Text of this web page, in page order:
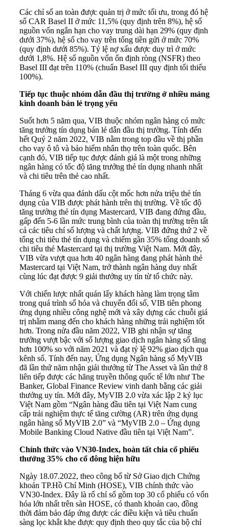
Các chỉ số an toàn được quản trị ở mức tối ưu, trong đó hệ
số CAR Basel II ở mức 11,5% (quy định trên 8%), hệ số
nguồn vốn ngắn hạn cho vay trung dài hạn 29% (quy định
dưới 37%), hệ số cho vay trên tổng tiền gửi ở mức 70%
(quy định dưới 85%). Tỷ lệ nợ xấu được duy trì ở mức
dưới 1,8%. Hệ số nguồn vốn ổn định ròng (NSFR) theo
Basel III đạt trên 110% (chuẩn Basel III quy định tối thiểu
100%).
Tiếp tục thuộc nhóm dẫn đầu thị trường ở nhiều mảng
kinh doanh bán lẻ trọng yếu
Suốt hơn 5 năm qua, VIB thuộc nhóm ngân hàng có mức
tăng trưởng tín dụng bán lẻ dẫn đầu thị trường. Tính đến
hết Quý 2 năm 2022, VIB nằm trong top đầu về thị phần
cho vay ô tô và bảo hiểm nhân thọ trên toàn quốc. Bên
cạnh đó, VIB tiếp tục được đánh giá là một trong những
ngân hàng có tốc độ tăng trưởng thẻ tín dụng nhanh nhất
và chi tiêu trên thẻ cao nhất.
Tháng 6 vừa qua đánh dấu cột mốc hơn nửa triệu thẻ tín
dụng của VIB được phát hành trên thị trường. Về tốc độ
tăng trưởng thẻ tín dụng Mastercard, VIB đang đứng đầu,
gấp đến 5-6 lần mức trung bình của toàn thị trường trên tất
cả các tiêu chí số lượng và chất lượng. VIB đứng thứ 2 về
tổng chi tiêu thẻ tín dụng và chiếm gần 35% tổng doanh số
chi tiêu thẻ Mastercard tại thị trường Việt Nam. Mới đây,
VIB vừa vượt qua hơn 40 ngân hàng đang phát hành thẻ
Mastercard tại Việt Nam, trở thành ngân hàng duy nhất
cùng lúc đạt được 9 giải thưởng uy tín từ tổ chức này.
Với chiến lược nhất quán lấy khách hàng làm trọng tâm
trong quá trình số hóa và chuyển đổi số, VIB tiên phong
ứng dụng nhiều công nghệ mới và xây dựng các chuỗi giá
trị nhằm mang đến cho khách hàng những trải nghiệm tốt
hơn. Trong nửa đầu năm 2022, VIB ghi nhận sự tăng
trưởng vượt bậc với số lượng giao dịch ngân hàng số tăng
hơn 100% so với năm 2021 và đạt tỷ lệ 92% giao dịch qua
kênh số. Tính đến nay, Ứng dụng Ngân hàng số MyVIB
đã lần thứ năm nhận giải thưởng từ The Asset và lần thứ 8
liên tiếp được các hãng truyền thông quốc tế lớn như The
Banker, Global Finance Review vinh danh bằng các giải
thưởng uy tín. Mới đây, MyVIB 2.0 vừa xác lập 2 kỷ lục
Việt Nam gồm “Ngân hàng đầu tiên tại Việt Nam cung
cấp trải nghiệm thực tế tăng cường (AR) trên ứng dụng
ngân hàng số MyVIB 2.0” và “MyVIB 2.0 – Ứng dụng
Mobile Banking Cloud Native đầu tiên tại Việt Nam”.
Chính thức vào VN30-Index, hoàn tất chia cổ phiếu
thưởng 35% cho cổ đông hiện hữu
Ngày 18.07.2022, theo công bố từ Sở Giao dịch Chứng
khoán TP.Hồ Chí Minh (HOSE), VIB chính thức vào
VN30-Index. Đây là rổ chỉ số gồm top 30 cổ phiếu có vốn
hóa lớn nhất trên sàn HOSE, có thanh khoản cao, đồng
thời đảm bảo đáp ứng được các điều kiện và tiêu chuẩn
sàng lọc khắt khe được quy định theo quy tắc của bộ chỉ